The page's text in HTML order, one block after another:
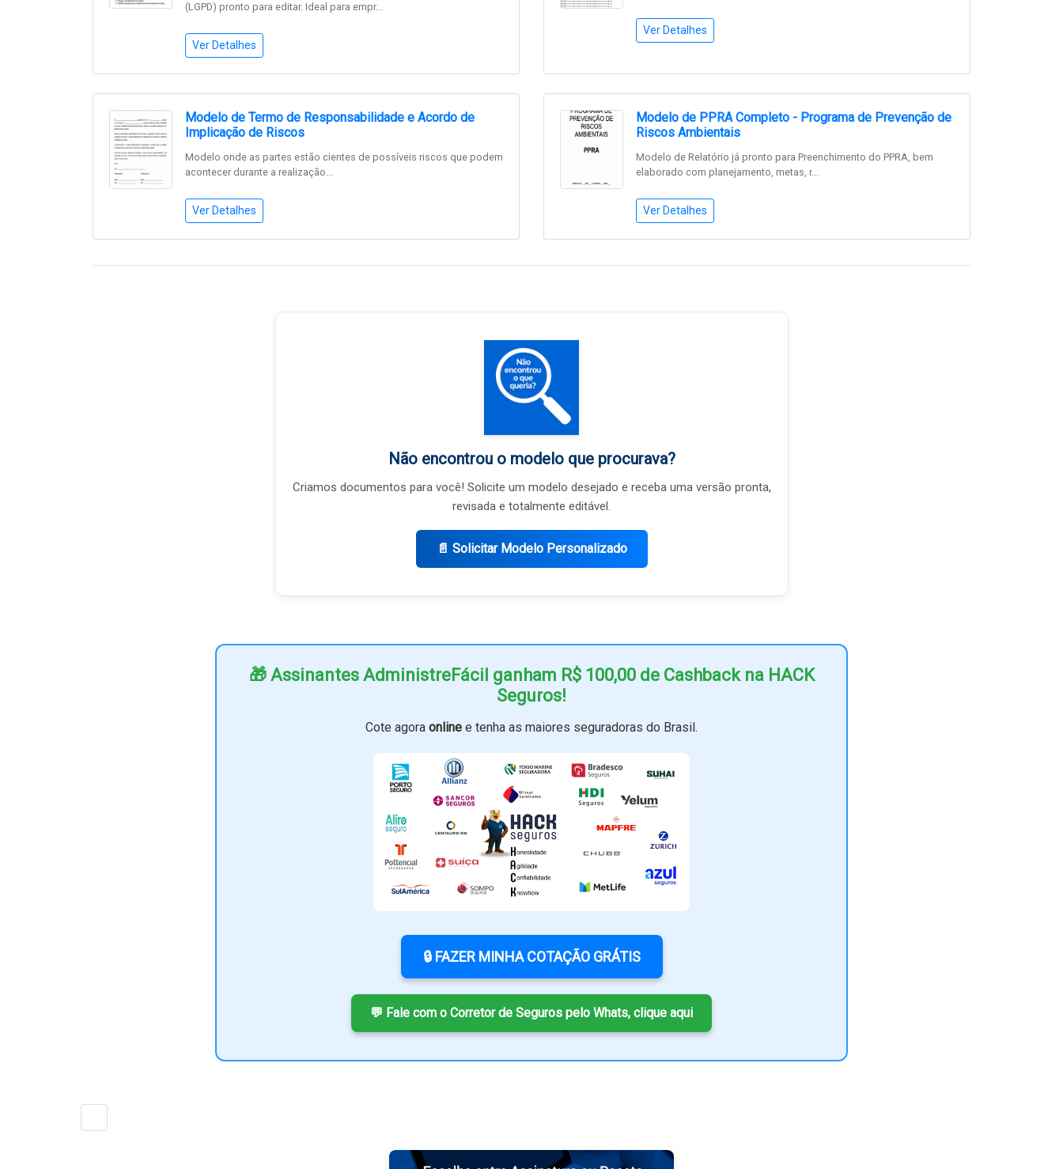
(LGPD) pronto para editar. Ideal para empr...
Ver Detalhes
Ver Detalhes
Modelo de Termo de Responsabilidade e Acordo de
Implicação de Riscos
Modelo onde as partes estão cientes de possíveis riscos que podem
acontecer durante a realização...
Ver Detalhes
Modelo de PPRA Completo - Programa de Prevenção de
Riscos Ambientais
Modelo de Relatório já pronto para Preenchimento do PPRA, bem
elaborado com planejamento, metas, r...
Ver Detalhes
Não encontrou o modelo que procurava?
Criamos documentos para você! Solicite um modelo desejado e receba uma versão pronta,
revisada e totalmente editável.
📄 Solicitar Modelo Personalizado
🎁 Assinantes AdministreFácil ganham R$ 100,00 de Cashback na HACK
Seguros!
Cote agora online e tenha as maiores seguradoras do Brasil.
🔒 FAZER MINHA COTAÇÃO GRÁTIS
💬 Fale com o Corretor de Seguros pelo Whats, clique aqui